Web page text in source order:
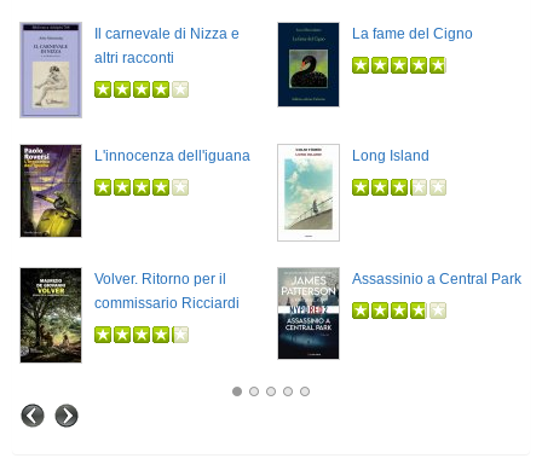
Il carnevale di Nizza e
altri racconti
La fame del Cigno
L'innocenza dell'iguana Long Island
Volver. Ritorno per il
commissario Ricciardi
Assassinio a Central Park